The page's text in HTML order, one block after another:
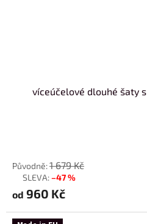
víceúčelové dlouhé šaty
1 679 Kč
–47 %
od 960 Kč